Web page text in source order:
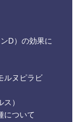
D）の効果に
ルヌピラビ
）
について